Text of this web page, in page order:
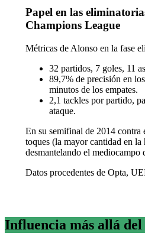
Papel en las
Champions League
Métricas de Alonso en la fase
32 partidos, 7 goles, 11
89,7% de precisión en
minutos de los empates.
2,1 tackles por partido,
ataque.
En su semifinal de 2014 contra
toques (la mayor cantidad en
desmantelando el mediocampo
Datos procedentes de Opta,
Influencia más allá del